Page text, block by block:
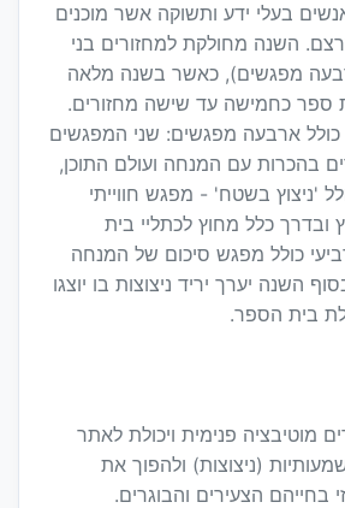
בעלי ידע ותשוקה אשר מוכנים
השנה מחולקת למחזורים בני
מפגשים), כאשר בשנה מלאה
ספר כחמישה עד שישה מחזורים.
כולל ארבעה מפגשים: שני המפגשים
בהכרות עם המנחה ועולם התוכן,
'ניצוץ בשטח' - מפגש חווייתי
ובדרך כלל מחוץ לכתליי בית
כולל מפגש סיכום של המנחה
השנה יערך יריד ניצוצות בו יוצגו
בית הספר.
מוטיבציה פנימית ויכולת לאתר
(ניצוצות) ולהפוך את
בחייהם הצעירים והבוגרים.